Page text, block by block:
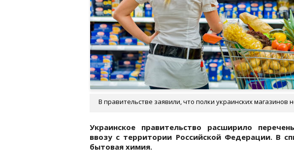
В правительстве заявили, что полки украинских магазинов
Украинское правительство расширило
ввозу с территории Российской Федерации. В
бытовая химия.